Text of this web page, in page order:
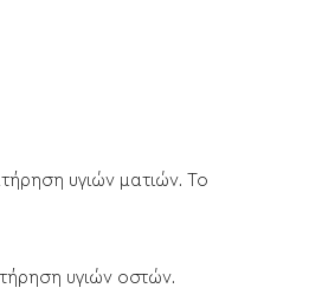
υγιών ματιών. Το
υγιών οστών.